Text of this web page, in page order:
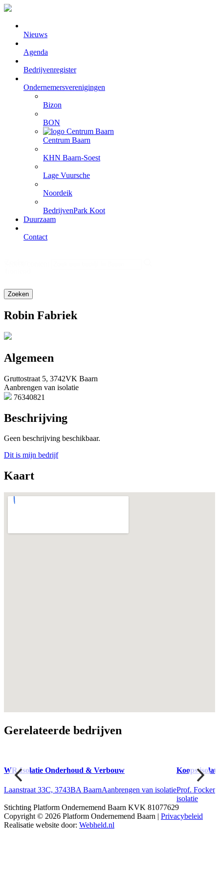
Nieuws
Agenda
Bedrijvenregister
Ondernemersverenigingen
Bizon
BON
Centrum Baarn
KHN Baarn-Soest
Lage Vuursche
Noordeik
BedrijvenPark Koot
Duurzaam
Contact
Robin Fabriek
Algemeen
Gruttostraat 5, 3742VK Baarn
Aanbrengen van isolatie
76340821
Beschrijving
Geen beschrijving beschikbaar.
Dit is mijn bedrijf
Kaart
Gerelateerde bedrijven
WR Isolatie Onderhoud & Verbouw
Laanstraat 33C, 3743BA BaarnAanbrengen van isolatie
Koops
Prof.
isolatie
Stichting Platform Ondernemend Baarn KVK 81077629
Copyright © 2026 Platform Ondernemend Baarn | Privacybeleid
Realisatie website door: Webheld.nl